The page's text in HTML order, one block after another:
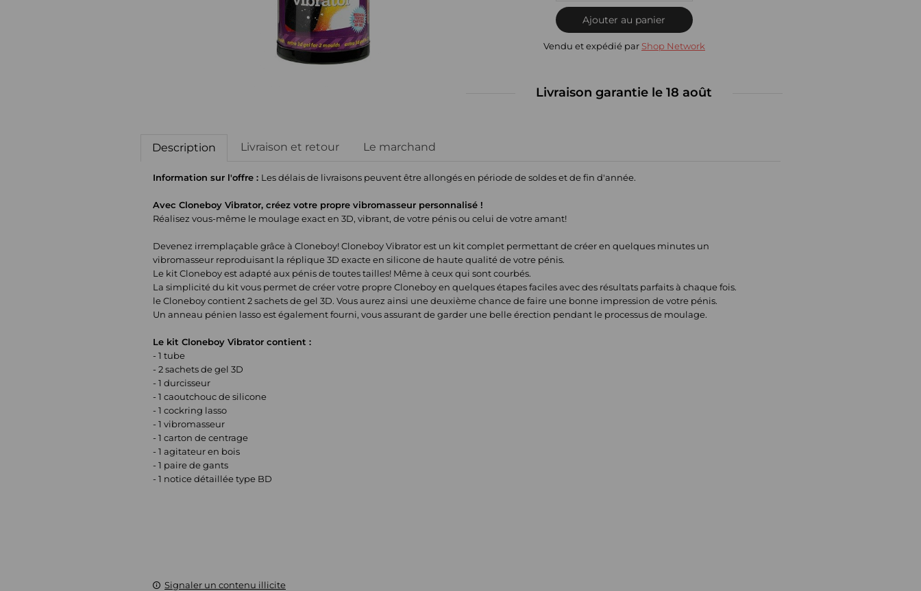
Ajouter au panier
Vendu et expédié par Shop Network
Livraison garantie le 18 août
Description Livraison et retour Le marchand
Information sur l'offre : Les délais de livraisons peuvent être allongés en période de soldes et de fin d'année.
Avec Cloneboy Vibrator, créez votre propre vibromasseur personnalisé !
Réalisez vous-même le moulage exact en 3D, vibrant, de votre pénis ou celui de votre amant!
Devenez irremplaçable grâce à Cloneboy! Cloneboy Vibrator est un kit complet permettant de créer en quelques minutes un
vibromasseur reproduisant la réplique 3D exacte en silicone de haute qualité de votre pénis.
Le kit Cloneboy est adapté aux pénis de toutes tailles! Même à ceux qui sont courbés.
La simplicité du kit vous permet de créer votre propre Cloneboy en quelques étapes faciles avec des résultats parfaits à chaque fois.
le Cloneboy contient 2 sachets de gel 3D. Vous aurez ainsi une deuxième chance de faire une bonne impression de votre pénis.
Un anneau pénien lasso est également fourni, vous assurant de garder une belle érection pendant le processus de moulage.
Le kit Cloneboy Vibrator contient :
- 1 tube
- 2 sachets de gel 3D
- 1 durcisseur
- 1 caoutchouc de silicone
- 1 cockring lasso
- 1 vibromasseur
- 1 carton de centrage
- 1 agitateur en bois
- 1 paire de gants
- 1 notice détaillée type BD
Signaler un contenu illicite